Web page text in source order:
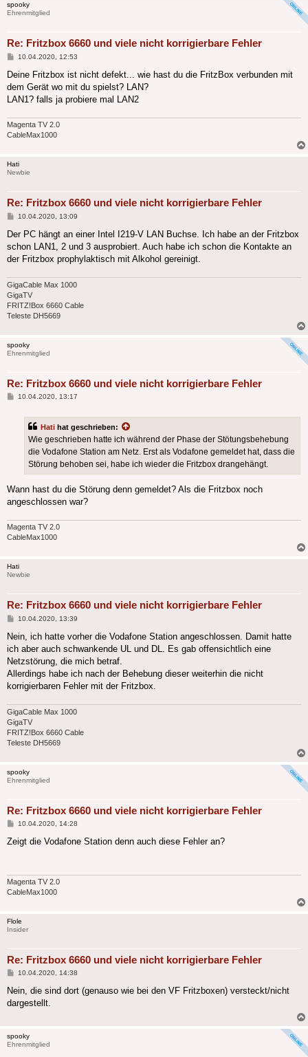
spooky
Ehrenmitglied
Re: Fritzbox 6660 und viele nicht korrigierbare Fehler
Beitrag
10.04.2020, 12:53
Deine Fritzbox ist nicht defekt... wie hast du die FritzBox verbunden mit
dem Gerät wo mit du spielst? LAN?
LAN1? falls ja probiere mal LAN2
Magenta TV 2.0
CableMax1000
Hati
Newbie
Re: Fritzbox 6660 und viele nicht korrigierbare Fehler
Beitrag
10.04.2020, 13:09
Der PC hängt an einer Intel I219-V LAN Buchse. Ich habe an der Fritzbox
schon LAN1, 2 und 3 ausprobiert. Auch habe ich schon die Kontakte an
der Fritzbox prophylaktisch mit Alkohol gereinigt.
GigaCable Max 1000
GigaTV
FRITZ!Box 6660 Cable
Teleste DH5669
spooky
Ehrenmitglied
Re: Fritzbox 6660 und viele nicht korrigierbare Fehler
Beitrag
10.04.2020, 13:17
Hati hat geschrieben:
Wie geschrieben hatte ich während der Phase der Stötungsbehebung
die Vodafone Station am Netz. Erst als Vodafone gemeldet hat, dass die
Störung behoben sei, habe ich wieder die Fritzbox drangehängt.
Wann hast du die Störung denn gemeldet? Als die Fritzbox noch
angeschlossen war?
Magenta TV 2.0
CableMax1000
Hati
Newbie
Re: Fritzbox 6660 und viele nicht korrigierbare Fehler
Beitrag
10.04.2020, 13:39
Nein, ich hatte vorher die Vodafone Station angeschlossen. Damit hatte
ich aber auch schwankende UL und DL. Es gab offensichtlich eine
Netzstörung, die mich betraf.
Allerdings habe ich nach der Behebung dieser weiterhin die nicht
korrigierbaren Fehler mit der Fritzbox.
GigaCable Max 1000
GigaTV
FRITZ!Box 6660 Cable
Teleste DH5669
spooky
Ehrenmitglied
Re: Fritzbox 6660 und viele nicht korrigierbare Fehler
Beitrag
10.04.2020, 14:28
Zeigt die Vodafone Station denn auch diese Fehler an?
Magenta TV 2.0
CableMax1000
Flole
Insider
Re: Fritzbox 6660 und viele nicht korrigierbare Fehler
Beitrag
10.04.2020, 14:38
Nein, die sind dort (genauso wie bei den VF Fritzboxen) versteckt/nicht
dargestellt.
spooky
Ehrenmitglied